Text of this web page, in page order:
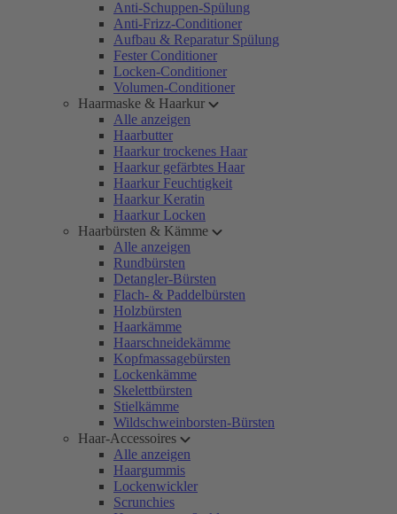
Anti-Schuppen-Spülung
Anti-Frizz-Conditioner
Aufbau & Reparatur Spülung
Fester Conditioner
Locken-Conditioner
Volumen-Conditioner
Haarmaske & Haarkur
Alle anzeigen
Haarbutter
Haarkur trockenes Haar
Haarkur gefärbtes Haar
Haarkur Feuchtigkeit
Haarkur Keratin
Haarkur Locken
Haarbürsten & Kämme
Alle anzeigen
Rundbürsten
Detangler-Bürsten
Flach- & Paddelbürsten
Holzbürsten
Haarkämme
Haarschneidekämme
Kopfmassagebürsten
Lockenkämme
Skelettbürsten
Stielkämme
Wildschweinborsten-Bürsten
Haar-Accessoires
Alle anzeigen
Haargummis
Lockenwickler
Scrunchies